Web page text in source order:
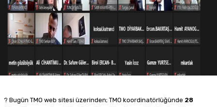
? Bugün TMO web sitesi üzerinden; TMO koordinatörlüğünde 28